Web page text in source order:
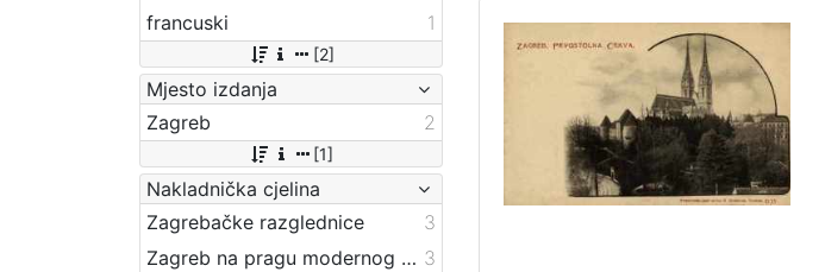
francuski
1
[2]
Mjesto izdanja
Zagreb
2
[1]
Nakladnička cjelina
Zagrebačke razglednice
3
Zagreb na pragu modernog doba 3